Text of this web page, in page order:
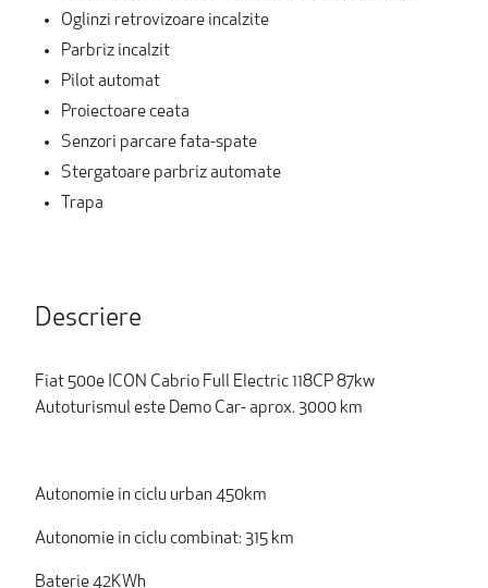
Oglinzi retrovizoare incalzite
Parbriz incalzit
Pilot automat
Proiectoare ceata
Senzori parcare fata-spate
Stergatoare parbriz automate
Trapa
Descriere
Fiat 500e ICON Cabrio Full Electric 118CP 87kw
Autoturismul este Demo Car- aprox. 3000 km
Autonomie in ciclu urban 450km
Autonomie in ciclu combinat: 315 km
Baterie 42KWh